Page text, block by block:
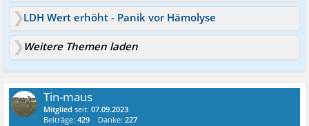
LDH Wert erhöht - Panik vor Hämolyse
Weitere Themen laden
Tin-maus
Mitglied seit:07.09.2023
Beiträge:429 Danke:227